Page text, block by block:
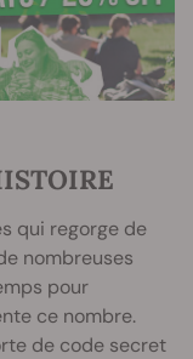
qui regorge de
nombreuses
pour
ce nombre.
de code secret